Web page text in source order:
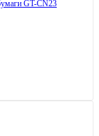
GT-CN23